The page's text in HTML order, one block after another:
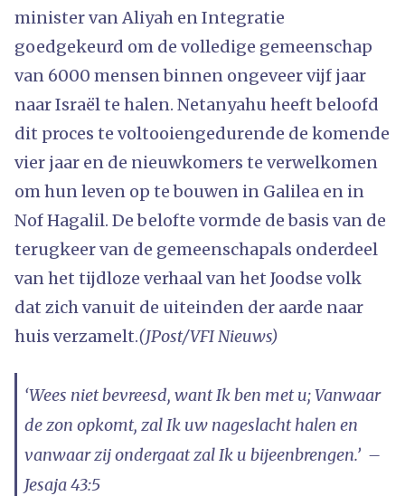
minister van Aliyah en Integratie
goedgekeurd om de volledige gemeenschap
van 6000 mensen binnen ongeveer vijf jaar
naar Israël te halen. Netanyahu heeft beloofd
dit proces te voltooiengedurende de komende
vier jaar en de nieuwkomers te verwelkomen
om hun leven op te bouwen in Galilea en in
Nof Hagalil. De belofte vormde de basis van de
terugkeer van de gemeenschapals onderdeel
van het tijdloze verhaal van het Joodse volk
dat zich vanuit de uiteinden der aarde naar
huis verzamelt.(JPost/VFI Nieuws)
‘Wees niet bevreesd, want Ik ben met u; Vanwaar
de zon opkomt, zal Ik uw nageslacht halen en
vanwaar zij ondergaat zal Ik u bijeenbrengen.’ –
Jesaja 43:5